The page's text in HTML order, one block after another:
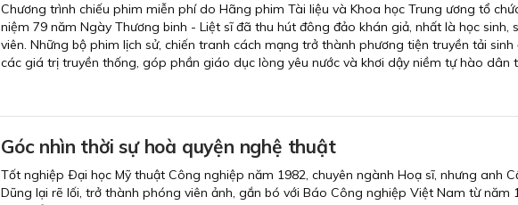
Chương trình chiếu phim miễn phí do Hãng phim Tài liệu và Khoa học Trung ương tổ
niệm 79 năm Ngày Thương binh - Liệt sĩ đã thu hút đông đảo khán giả, nhất là học sinh,
viên. Những bộ phim lịch sử, chiến tranh cách mạng trở thành phương tiện truyền tải sinh
các giá trị truyền thống, góp phần giáo dục lòng yêu nước và khơi dậy niềm tự hào dân
Góc nhìn thời sự hoà quyện nghệ thuật
Tốt nghiệp Ðại học Mỹ thuật Công nghiệp năm 1982, chuyên ngành Hoạ sĩ, nhưng anh
Dũng lại rẽ lối, trở thành phóng viên ảnh, gắn bó với Báo Công nghiệp Việt Nam từ năm